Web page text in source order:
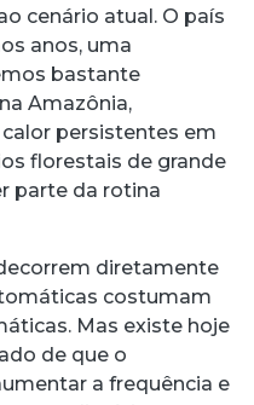
cenário atual. O país
anos, uma
bastante
Amazônia,
persistentes em
florestais de grande
parte da rotina
diretamente
costumam
Mas existe hoje
de que o
a frequência e